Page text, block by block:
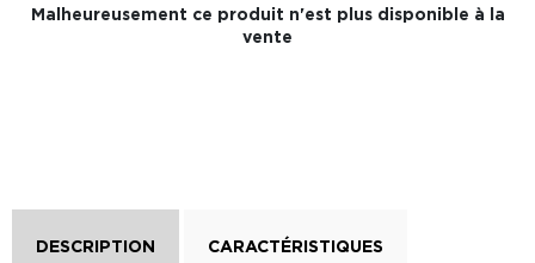
Malheureusement ce produit n'est plus disponible à la
vente
DESCRIPTION CARACTÉRISTIQUES